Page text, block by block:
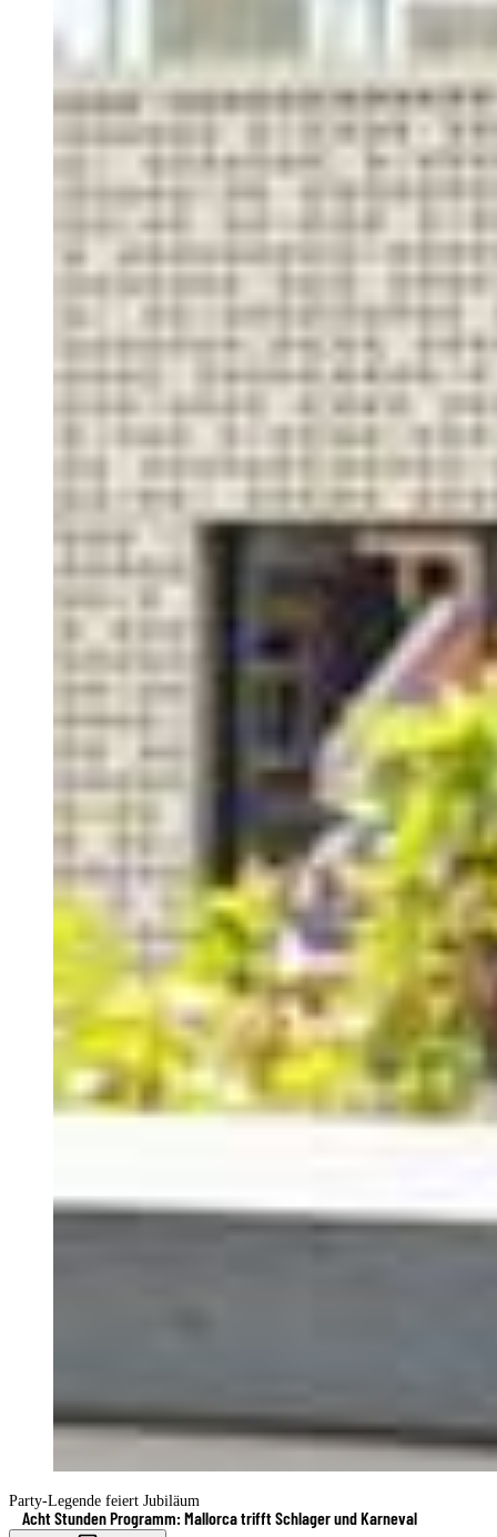
Party-Legende feiert Jubiläum
Acht Stunden Programm: Mallorca trifft Schlager und Karneval